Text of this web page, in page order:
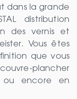
dans la grande
distribution
des vernis et
Vous êtes
que vous
plancher
ou encore en